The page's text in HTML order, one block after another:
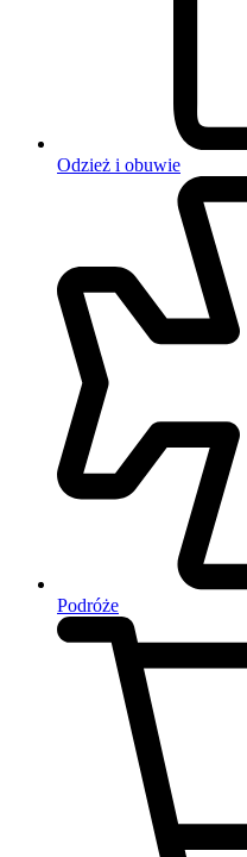
Odzież i obuwie
Podróże